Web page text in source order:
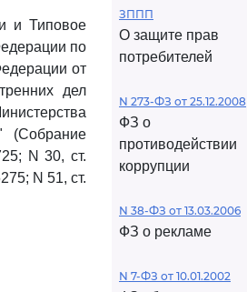
и Типовое
по
от
дел
(Собрание
N 30, ст.
N 51, ст.
ЗППП
О защите прав
потребителей
N 273-ФЗ от 25.12.2008
ФЗ о
противодействии
коррупции
N 38-ФЗ от 13.03.2006
ФЗ о рекламе
N 7-ФЗ от 10.01.2002